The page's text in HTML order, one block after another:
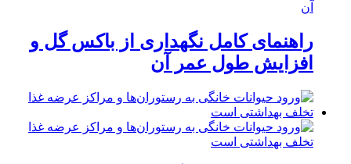
راهنمای کامل نگهداری از باکس گل و
افزایش طول عمر آن